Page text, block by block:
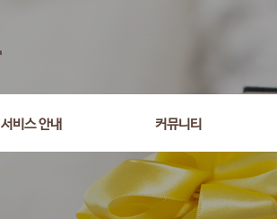
서비스 안내 커뮤니티